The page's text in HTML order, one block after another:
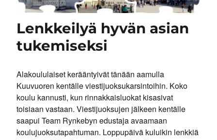
Lenkkeilyä hyvän asian
tukemiseksi
Alakoululaiset kerääntyivät tänään aamulla
Kuuvuoren kentälle viestijuoksukarsintoihin. Koko
koulu kannusti, kun rinnakkaisluokat kisasivat
toisiaan vastaan. Viestijuoksujen jälkeen kentälle
saapui Team Rynkebyn edustaja avaamaan
koulujuoksutapahtuman. Loppupäivä kuluikin lenkkiä